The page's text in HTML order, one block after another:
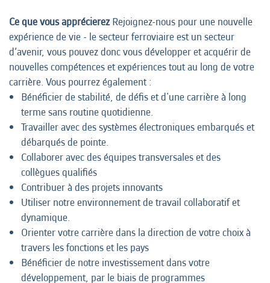
Ce que vous apprécierezRejoignez-nous pour une nouvelle
expérience de vie - le secteur ferroviaire est un secteur
d’avenir, vous pouvez donc vous développer et acquérir de
nouvelles compétences et expériences tout au long de votre
carrière. Vous pourrez également :
Bénéficier de stabilité, de défis et d'une carrière à long
terme sans routine quotidienne.
Travailler avec des systèmes électroniques embarqués et
débarqués de pointe.
Collaborer avec des équipes transversales et des
collègues qualifiés
Contribuer à des projets innovants
Utiliser notre environnement de travail collaboratif et
dynamique.
Orienter votre carrière dans la direction de votre choix à
travers les fonctions et les pays
Bénéficier de notre investissement dans votre
développement, par le biais de programmes